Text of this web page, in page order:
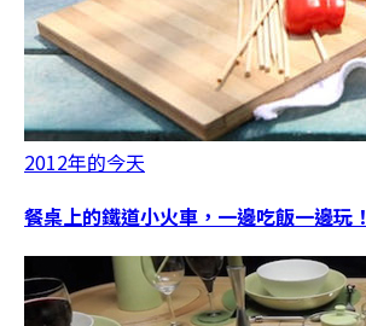
2012年的今天
餐桌上的鐵道小火車，一邊吃飯一邊玩！